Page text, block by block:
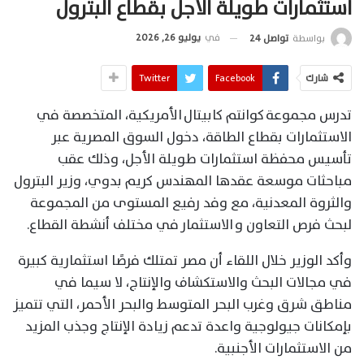
استثمارات طويلة الأجل بقطاع البترول
بواسطة تواصل 24 في يوليو 26, 2026
شارك Facebook
Twitter
تدرس مجموعة كوانتم كابيتال الأمريكية، المتخصصة في
الاستثمارات بقطاع الطاقة، دخول السوق المصرية عبر
تأسيس محفظة استثمارات طويلة الأجل، وذلك عقب
مباحثات موسعة عقدها المهندس كريم بدوي، وزير البترول
والثروة المعدنية، مع وفد رفيع المستوى من المجموعة
لبحث فرص التعاون والاستثمارفي مختلف أنشطة القطاع.
وأكد الوزير خلال اللقاء أن مصر تمتلك فرصًا استثمارية كبيرة
في مجالات البحث والاستكشاف والإنتاج، لا سيما في
مناطق شرق وغرب البحر المتوسط والبحر الأحمر، التي تتميز
بإمكانات جيولوجية واعدة تدعم زيادة الإنتاج وجذب المزيد
من الاستثمارات الأجنبية.